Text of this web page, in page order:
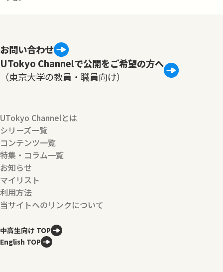
お問い合わせ
UTokyo Channelで公開をご希望の方へ
（東京大学の教員・職員向け）
UTokyo Channelとは
シリーズ一覧
コンテンツ一覧
特集・コラム一覧
お知らせ
マイリスト
利用方法
当サイトへのリンクについて
中高生向け TOP
English TOP